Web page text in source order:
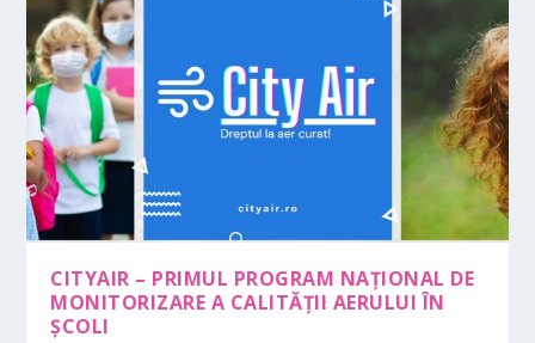
CITYAIR – PRIMUL PROGRAM NAȚIONAL DE
MONITORIZARE A CALITĂȚII AERULUI ÎN
ȘCOLI